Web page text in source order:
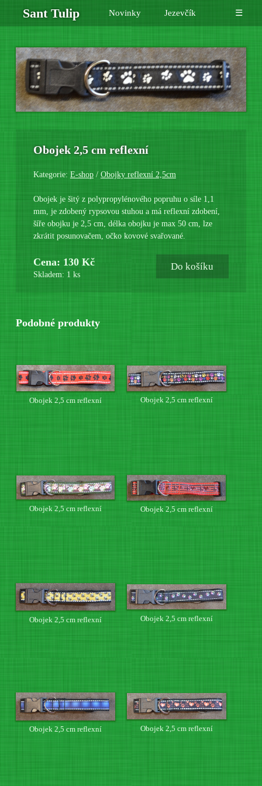
Sant Tulip Novinky Jezevčík ☰
Obojek 2,5 cm reflexní
Kategorie: E-shop/ Obojky reflexní 2,5cm
Obojek je šitý z polypropylénového popruhu o síle 1,1
mm, je zdobený rypsovou stuhou a má reflexní zdobení,
šíře obojku je 2,5 cm, délka obojku je max 50 cm, lze
zkrátit posunovačem, očko kovové svařované.
Cena: 130 Kč
Skladem: 1 ks
Do košíku
Podobné produkty
Obojek 2,5 cm reflexní Obojek 2,5 cm reflexní
Obojek 2,5 cm reflexní Obojek 2,5 cm reflexní
Obojek 2,5 cm reflexní Obojek 2,5 cm reflexní
Obojek 2,5 cm reflexní Obojek 2,5 cm reflexní